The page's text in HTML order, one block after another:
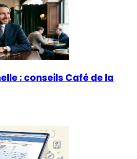
: conseils Café de la